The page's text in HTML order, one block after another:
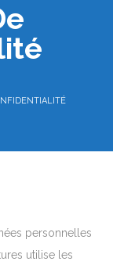
personnelles
utilise les